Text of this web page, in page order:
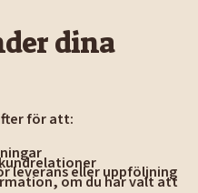
dina
för att:
leverans eller uppföljning
om du har valt att